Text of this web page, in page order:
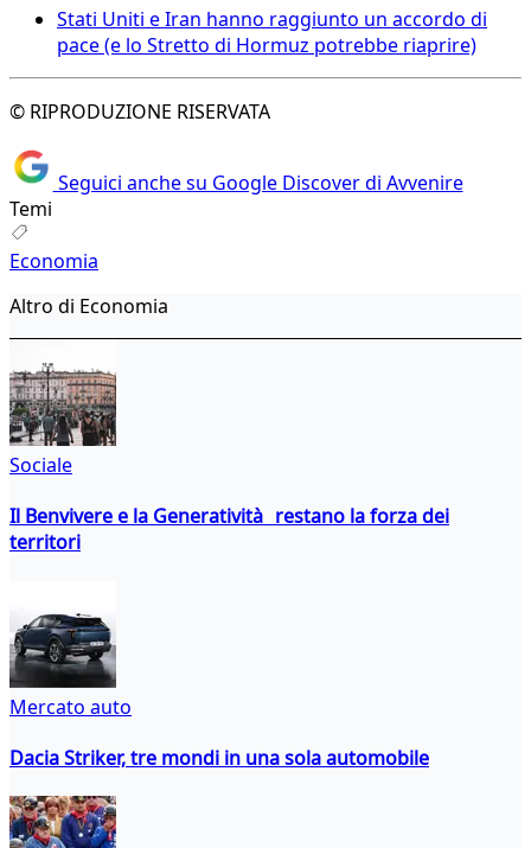
Stati Uniti e Iran hanno raggiunto un accordo di
pace (e lo Stretto di Hormuz potrebbe riaprire)
© RIPRODUZIONE RISERVATA
Seguici anche su Google Discover di Avvenire
Temi
Economia
Altro di Economia
Sociale
Il Benvivere e la Generatività restano la forza dei
territori
Mercato auto
Dacia Striker, tre mondi in una sola automobile